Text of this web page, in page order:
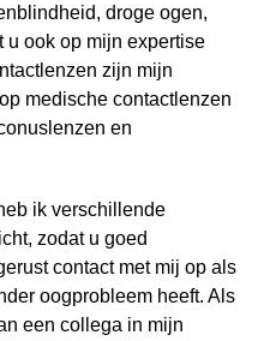
droge ogen,
u ook op mijn expertise
zijn mijn
medische contactlenzen
en
ik verschillende
zodat u goed
contact met mij op als
oogprobleem heeft. Als
een collega in mijn